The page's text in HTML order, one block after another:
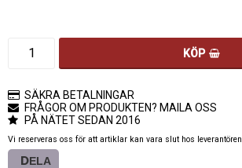
KÖP
SÄKRA BETALNINGAR
FRÅGOR OM PRODUKTEN? MAILA OSS
PÅ NÄTET SEDAN 2016
Vi reserveras oss för att artiklar kan vara slut hos leverantören
DELA